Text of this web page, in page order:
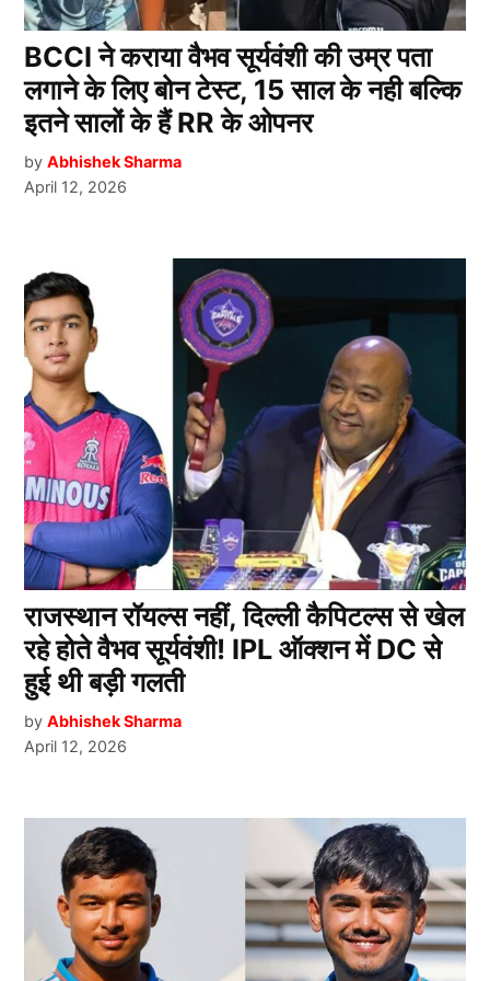
BCCI ने कराया वैभव सूर्यवंशी की उम्र पता
लगाने के लिए बोन टेस्ट, 15 साल के नही बल्कि
इतने सालों के हैं RR के ओपनर
by Abhishek Sharma
April 12, 2026
राजस्थान रॉयल्स नहीं, दिल्ली कैपिटल्स से खेल
रहे होते वैभव सूर्यवंशी! IPL ऑक्शन में DC से
हुई थी बड़ी गलती
by Abhishek Sharma
April 12, 2026